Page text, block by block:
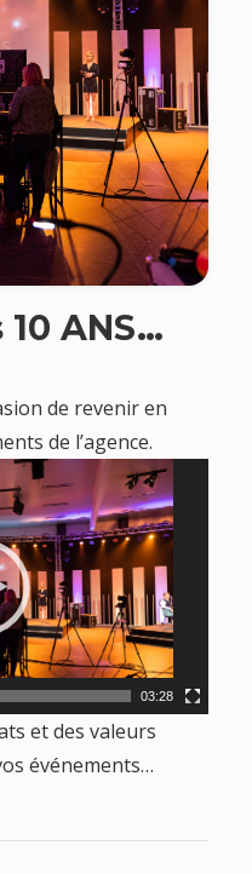
ANS…
de revenir en
de l’agence.
03:28
et des valeurs
événements…